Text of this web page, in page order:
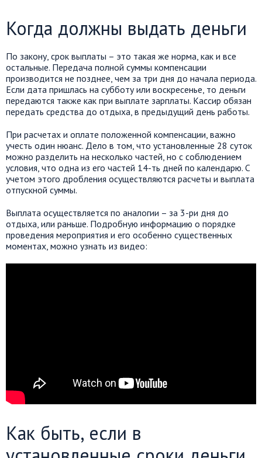
Когда должны выдать деньги
По закону, срок выплаты – это такая же норма, как и все
остальные. Передача полной суммы компенсации
производится не позднее, чем за три дня до начала периода.
Если дата пришлась на субботу или воскресенье, то деньги
передаются также как при выплате зарплаты. Кассир обязан
передать средства до отдыха, в предыдущий день работы.
При расчетах и оплате положенной компенсации, важно
учесть один нюанс. Дело в том, что установленные 28 суток
можно разделить на несколько частей, но с соблюдением
условия, что одна из его частей 14-ть дней по календарю. С
учетом этого дробления осуществляются расчеты и выплата
отпускной суммы.
Выплата осуществляется по аналогии – за 3-ри дня до
отдыха, или раньше. Подробную информацию о порядке
проведения мероприятия и его особенно существенных
моментах, можно узнать из видео:
Как быть, если в